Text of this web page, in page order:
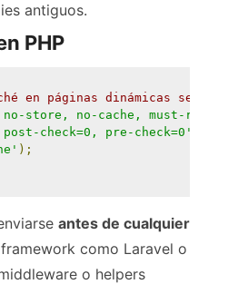
antiguos.
PHP
en páginas dinámicas
store, no-cache, must-
check=0, pre-check=0'
);
antes de cualquier
como Laravel o
o helpers